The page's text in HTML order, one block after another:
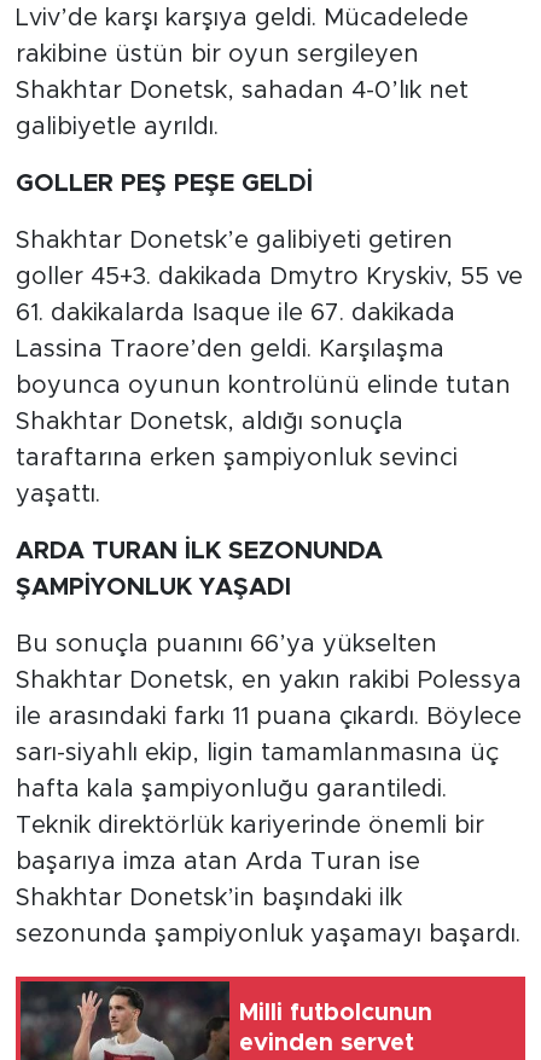
Lviv’de karşı karşıya geldi. Mücadelede
rakibine üstün bir oyun sergileyen
Shakhtar Donetsk, sahadan 4-0’lık net
galibiyetle ayrıldı.
GOLLER PEŞ PEŞE GELDİ
Shakhtar Donetsk’e galibiyeti getiren
goller 45+3. dakikada Dmytro Kryskiv, 55 ve
61. dakikalarda Isaque ile 67. dakikada
Lassina Traore’den geldi. Karşılaşma
boyunca oyunun kontrolünü elinde tutan
Shakhtar Donetsk, aldığı sonuçla
taraftarına erken şampiyonluk sevinci
yaşattı.
ARDA TURAN İLK SEZONUNDA
ŞAMPİYONLUK YAŞADI
Bu sonuçla puanını 66’ya yükselten
Shakhtar Donetsk, en yakın rakibi Polessya
ile arasındaki farkı 11 puana çıkardı. Böylece
sarı-siyahlı ekip, ligin tamamlanmasına üç
hafta kala şampiyonluğu garantiledi.
Teknik direktörlük kariyerinde önemli bir
başarıya imza atan Arda Turan ise
Shakhtar Donetsk’in başındaki ilk
sezonunda şampiyonluk yaşamayı başardı.
Milli futbolcunun
evinden servet